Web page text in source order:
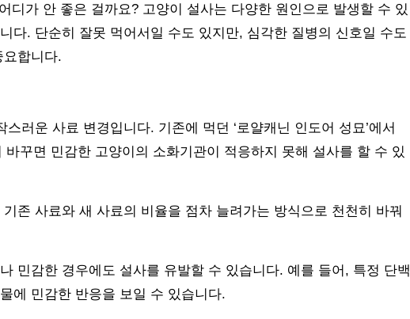
디가 안 좋은 걸까요? 고양이 설사는 다양한 원인으로 발생할 수 있
다. 단순히 잘못 먹어서일 수도 있지만, 심각한 질병의 신호일 수도
합니다.
러운 사료 변경입니다. 기존에 먹던 ‘로얄캐닌 인도어 성묘’에서
바꾸면 민감한 고양이의 소화기관이 적응하지 못해 설사를 할 수 있
존 사료와 새 사료의 비율을 점차 늘려가는 방식으로 천천히 바꿔
민감한 경우에도 설사를 유발할 수 있습니다. 예를 들어, 특정 단백
에 민감한 반응을 보일 수 있습니다.